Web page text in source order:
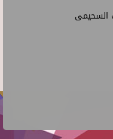
السحيمى